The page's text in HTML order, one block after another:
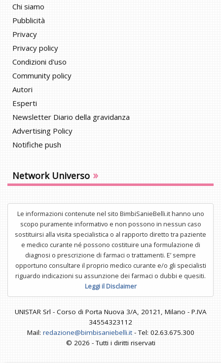
Chi siamo
Pubblicità
Privacy
Privacy policy
Condizioni d'uso
Community policy
Autori
Esperti
Newsletter Diario della gravidanza
Advertising Policy
Notifiche push
Network Universo »
Le informazioni contenute nel sito BimbiSanieBelli.it hanno uno
scopo puramente informativo e non possono in nessun caso
sostituirsi alla visita specialistica o al rapporto diretto tra paziente
e medico curante né possono costituire una formulazione di
diagnosi o prescrizione di farmaci o trattamenti. E’ sempre
opportuno consultare il proprio medico curante e/o gli specialisti
riguardo indicazioni su assunzione dei farmaci o dubbi e quesiti.
Leggi il Disclaimer
UNISTAR Srl - Corso di Porta Nuova 3/A, 20121, Milano - P.IVA
34554323112
Mail: redazione@bimbisaniebelli.it- Tel: 02.63.675.300
© 2026 - Tutti i diritti riservati